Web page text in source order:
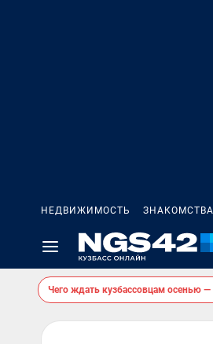
НЕДВИЖИМОСТЬ ЗНАКОМСТВА
Чего ждать кузбассовцам осенью —